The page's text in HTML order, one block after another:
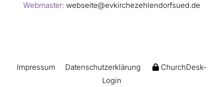
Webmaster: webseite@evkirchezehlendorfsued.de
Impressum Datenschutzerklärung
ChurchDesk-
Login